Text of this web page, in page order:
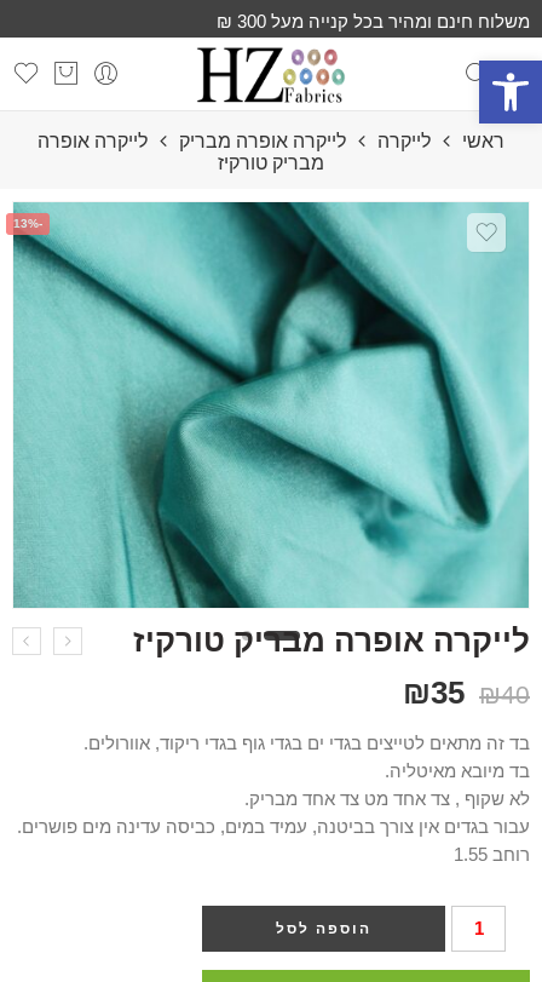
פתח סרגל נגישות
משלוח חינם ומהיר בכל קנייה מעל 300 ₪
ראשי לייקרה לייקרה אופרה מבריק
לייקרה אופרה
מבריק טורקיז
-13%
לייקרה אופרה מבריק טורקיז
₪40
₪35
בד זה מתאים לטייצים בגדי ים בגדי גוף בגדי ריקוד, אוורולים.
בד מיובא מאיטליה.
לא שקוף , צד אחד מט צד אחד מבריק.
עבור בגדים אין צורך בביטנה, עמיד במים, כביסה עדינה מים פושרים.
רוחב 1.55
הוספה לסל